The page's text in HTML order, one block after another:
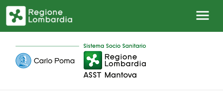
Salta al contenuto principale